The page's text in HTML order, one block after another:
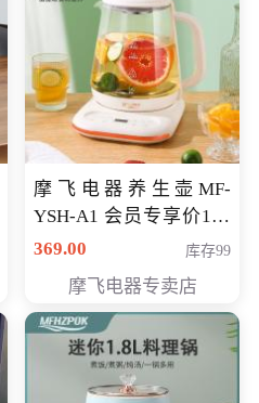
摩飞电器养生壶MF-
YSH-A1 会员专享价198
元
369.00 库存99
摩飞电器专卖店